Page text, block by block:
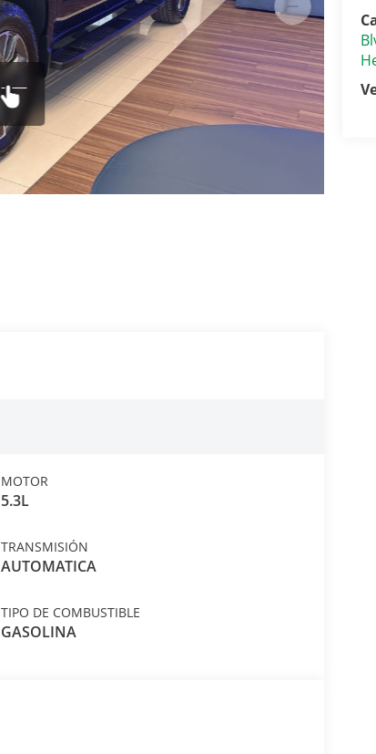
MOTOR
5.3L
TRANSMISIÓN
AUTOMATICA
TIPO DE COMBUSTIBLE
GASOLINA